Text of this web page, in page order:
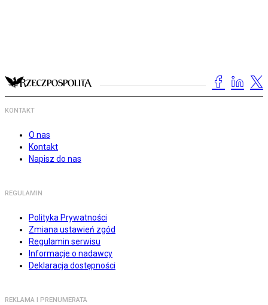
KONTAKT
O nas
Kontakt
Napisz do nas
REGULAMIN
Polityka Prywatności
Zmiana ustawień zgód
Regulamin serwisu
Informacje o nadawcy
Deklaracja dostępności
REKLAMA I PRENUMERATA